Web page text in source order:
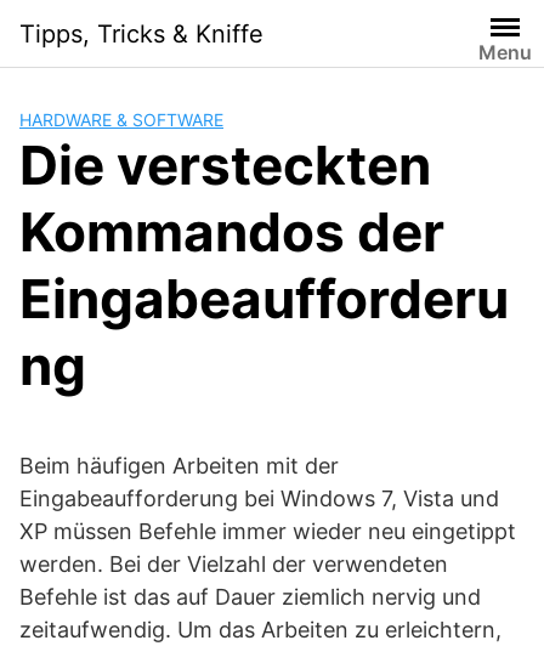
content
Tipps, Tricks & Kniffe
Menu
HARDWARE & SOFTWARE
Die versteckten
Kommandos der
Eingabeaufforderu
ng
Beim häufigen Arbeiten mit der
Eingabeaufforderung bei Windows 7, Vista und
XP müssen Befehle immer wieder neu eingetippt
werden. Bei der Vielzahl der verwendeten
Befehle ist das auf Dauer ziemlich nervig und
zeitaufwendig. Um das Arbeiten zu erleichtern,